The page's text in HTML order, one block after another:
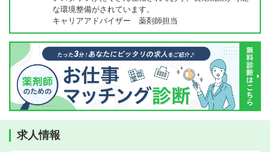
な環境整備がされています。
キャリアアドバイザー 薬剤師担当
求人情報